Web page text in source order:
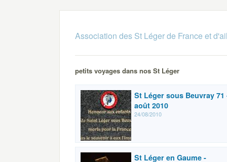
Association des St Léger de France et
petits voyages dans nos St Léger
St Léger sous Beuvray 71
août 2010
24/08/2010
St Léger en Gaume -